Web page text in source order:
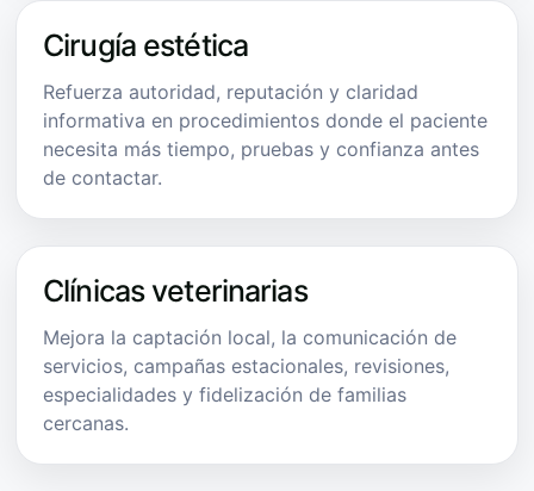
Cirugía estética
Refuerza autoridad, reputación y claridad
informativa en procedimientos donde el paciente
necesita más tiempo, pruebas y confianza antes
de contactar.
Clínicas veterinarias
Mejora la captación local, la comunicación de
servicios, campañas estacionales, revisiones,
especialidades y fidelización de familias
cercanas.